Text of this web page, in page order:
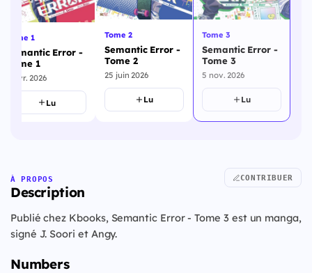
Tome 1
Semantic Error -
Tome 1
9 avr. 2026
Lu
Tome 2
Semantic Error -
Tome 2
25 juin 2026
Lu
Tome 3
Semantic Error -
Tome 3
5 nov. 2026
Lu
À PROPOS
Description
CONTRIBUER
Publié chez Kbooks, Semantic Error - Tome 3 est un manga,
signé J. Soori et Angy.
Numbers